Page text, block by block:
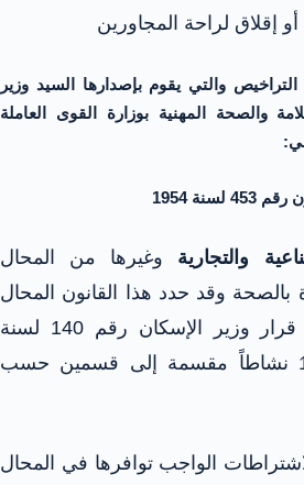
إقلاق لراحة المجاورين
والتي يقوم بإصدارها السيد وزير
والصحة المهنية بوزارة القوى العاملة
لسنة 1954
والتجارية وغيرها من المحال
بالصحة وقد حدد هذا القانون المحال
الخاضعة والتي تضمنها قرار وزير الإسكان رقم 140 لسنة
1976 حيث تضمن 180 نشاطاً مقسمة إلى قسمين حسب
الواجب توافرها في المحال